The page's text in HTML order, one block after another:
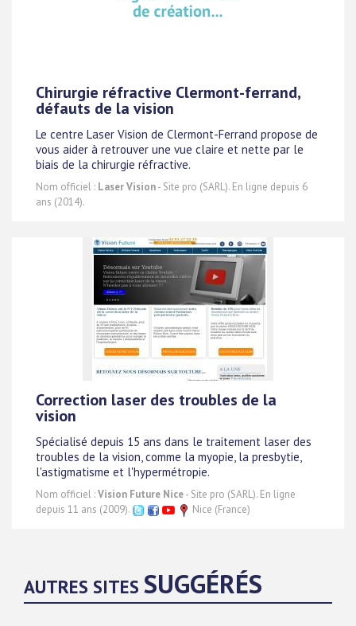
Chirurgie réfractive Clermont-ferrand,
défauts de la vision
Le centre Laser Vision de Clermont-Ferrand propose de
vous aider à retrouver une vue claire et nette par le
biais de la chirurgie réfractive.
Nom officiel : Laser Vision- Site pro (SARL). En ligne depuis 6
ans (2014).
Correction laser des troubles de la
vision
Spécialisé depuis 15 ans dans le traitement laser des
troubles de la vision, comme la myopie, la presbytie,
l'astigmatisme et l'hypermétropie.
Nom officiel :Vision Future Nice- Site pro (SARL). En ligne
depuis 11 ans (2009).
Nice (France)
AUTRES SITES SUGGÉRÉS